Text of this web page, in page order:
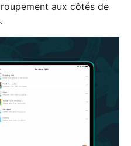
aux côtés de